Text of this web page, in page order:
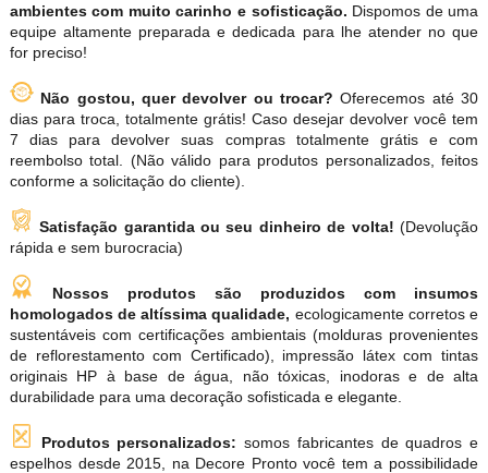
ambientes com muito carinho e sofisticação. Dispomos de uma
equipe altamente preparada e dedicada para lhe atender no que
for preciso!
Não gostou, quer devolver ou trocar?Oferecemos até 30
dias para troca, totalmente grátis! Caso desejar devolver você tem
7 dias para devolver suas compras totalmente grátis e com
reembolso total. (Não válido para produtos personalizados, feitos
conforme a solicitação do cliente).
Satisfação garantida ou seu dinheiro de volta!(Devolução
rápida e sem burocracia)
Nossos produtos são produzidos com insumos
homologados de altíssima qualidade, ecologicamente corretos e
sustentáveis com certificações ambientais (molduras provenientes
de reflorestamento com Certificado), impressão látex com tintas
originais HP à base de água, não tóxicas, inodoras e de alta
durabilidade para uma decoração sofisticada e elegante.
Produtos personalizados: somos fabricantes de quadros e
espelhos desde 2015, na Decore Pronto você tem a possibilidade